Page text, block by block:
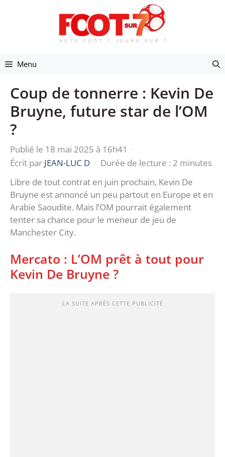
Menu
Coup de tonnerre : Kevin De
Bruyne, future star de l’OM
?
Publié le 18 mai 2025 à 16h41
·
Écrit par JEAN-LUC D · Durée de lecture : 2 minutes
Libre de tout contrat en juin prochain, Kevin De
Bruyne est annoncé un peu partout en Europe et en
Arabie Saoudite. Mais l’OM pourrait également
tenter sa chance pour le meneur de jeu de
Manchester City.
Mercato : L’OM prêt à tout pour
Kevin De Bruyne ?
LA SUITE APRÈS CETTE PUBLICITÉ